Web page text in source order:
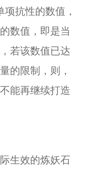
抗性的数值，
数值，即是当
若该数值已达
的限制，则，
能再继续打造
效的炼妖石